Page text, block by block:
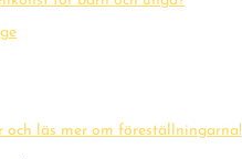
och läs mer om föreställningarna!